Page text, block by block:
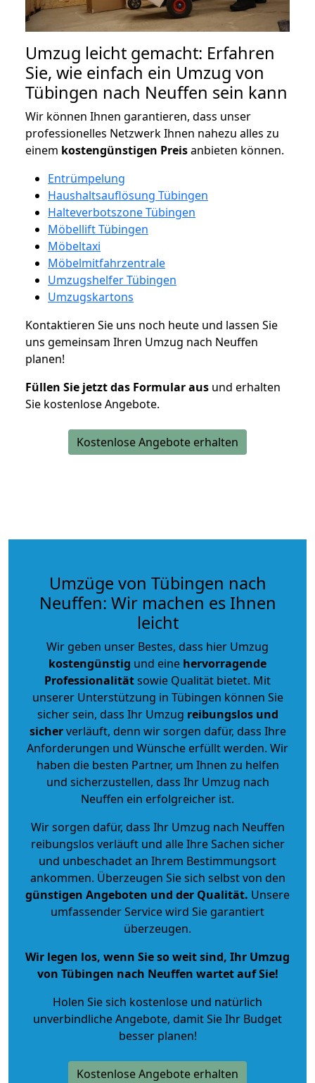
Umzug leicht gemacht: Erfahren
Sie, wie einfach ein Umzug von
Tübingen nach Neuffen sein kann
Wir können Ihnen garantieren, dass unser
professionelles Netzwerk Ihnen nahezu alles zu
einem kostengünstigen Preisanbieten können.
Entrümpelung
Haushaltsauflösung Tübingen
Halteverbotszone Tübingen
Möbellift Tübingen
Möbeltaxi
Möbelmitfahrzentrale
Umzugshelfer Tübingen
Umzugskartons
Kontaktieren Sie uns noch heute und lassen Sie
uns gemeinsam Ihren Umzug nach Neuffen
planen!
Füllen Sie jetzt das Formular aus und erhalten
Sie kostenlose Angebote.
Kostenlose Angebote erhalten
Umzüge von Tübingen nach
Neuffen: Wir machen es Ihnen
leicht
Wir geben unser Bestes, dass hier Umzug
kostengünstig und eine hervorragende
Professionalitätsowie Qualität bietet. Mit
unserer Unterstützung in Tübingen können Sie
sicher sein, dass Ihr Umzug reibungslos und
sicherverläuft, denn wir sorgen dafür, dass Ihre
Anforderungen und Wünsche erfüllt werden. Wir
haben die besten Partner, um Ihnen zu helfen
und sicherzustellen, dass Ihr Umzug nach
Neuffen ein erfolgreicher ist.
Wir sorgen dafür, dass Ihr Umzug nach Neuffen
reibungslos verläuft und alle Ihre Sachen sicher
und unbeschadet an Ihrem Bestimmungsort
ankommen. Überzeugen Sie sich selbst von den
günstigen Angeboten und der Qualität. Unsere
umfassender Service wird Sie garantiert
überzeugen.
Wir legen los, wenn Sie so weit sind, Ihr Umzug
von Tübingen nach Neuffen wartet auf Sie!
Holen Sie sich kostenlose und natürlich
unverbindliche Angebote, damit Sie Ihr Budget
besser planen!
Kostenlose Angebote erhalten